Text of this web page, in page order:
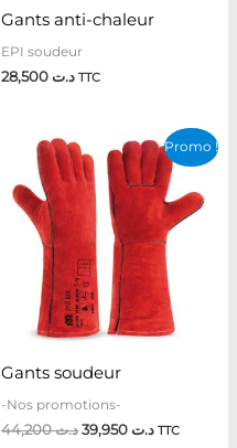
Gants anti-chaleur
EPI soudeur
د.ت TTC
Promo !
Gants soudeur
-Nos promotions-
د.ت44,200
prix
initial
était :
د.ت 44,200.
د.ت
Le
prix
actuel
est :
TTC